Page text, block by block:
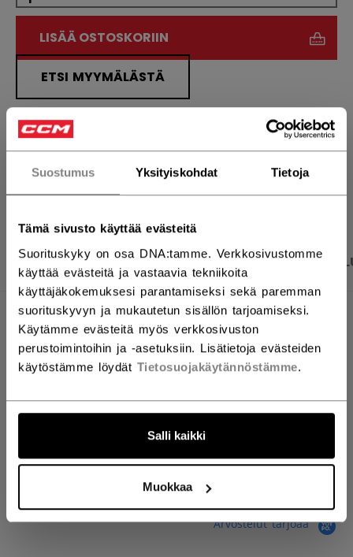
Suostumus Yksityiskohdat Tietoja
Tämä sivusto käyttää evästeitä
Suorituskyky on osa DNA:tamme. Verkkosivustomme
käyttää evästeitä ja vastaavia tekniikoita
käyttäjäkokemuksesi parantamiseksi sekä paremman
suorituskyvyn ja mukautetun sisällön tarjoamiseksi.
Käytämme evästeitä myös verkkosivuston
perustoimintoihin ja -asetuksiin. Lisätietoja evästeiden
käytöstämme löydät Tietosuojakäytännöstämme.
Salli kaikki
Muokkaa
LISÄÄ OSTOSKORIIN
ETSI MYYMÄLÄSTÄ
Toimitusehdot Ilmainen palautus
TUOTEKUVAT TEKNISET TIEDOT
TEKNISET TIEDOT
TUNNUS
PUCKSWE-SR
ARVOSTELUT
Arvostelut tarjoaa